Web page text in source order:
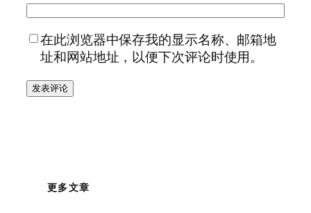
在此浏览器中保存我的显示名称、邮箱地
址和网站地址，以便下次评论时使用。
更多文章